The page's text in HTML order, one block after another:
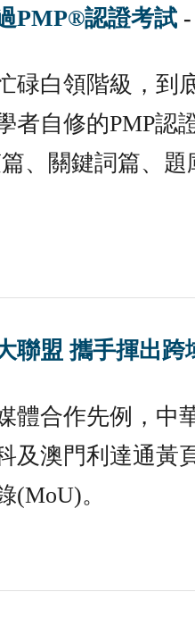
PMP®認證考試
碌白領階級，到
者自修的PMP認
、關鍵詞篇、
聯盟 攜手揮出跨
體合作先例，中
及澳門利達通黃
(MoU)。